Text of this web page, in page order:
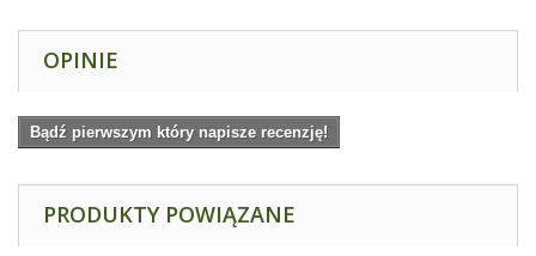
OPINIE
Bądź pierwszym który napisze recenzję!
PRODUKTY POWIĄZANE